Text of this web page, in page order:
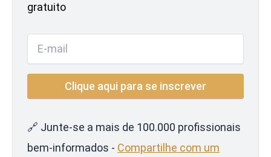
gratuito
🔗 Junte-se a mais de 100.000 profissionais
bem-informados - Compartilhe com um